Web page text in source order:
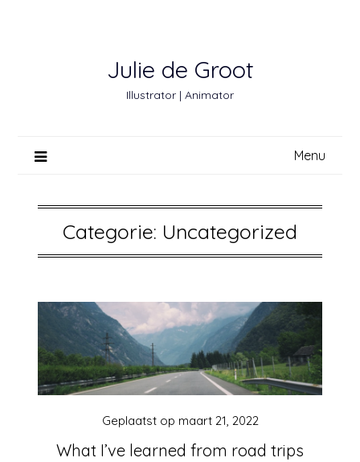
Julie de Groot
Illustrator | Animator
Menu
Categorie: Uncategorized
What I’ve learned from road trips
Geplaatst op maart 21, 2022